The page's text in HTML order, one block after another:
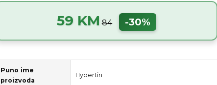
59 KM 84 -30%
Puno ime
proizvoda
Hypertin